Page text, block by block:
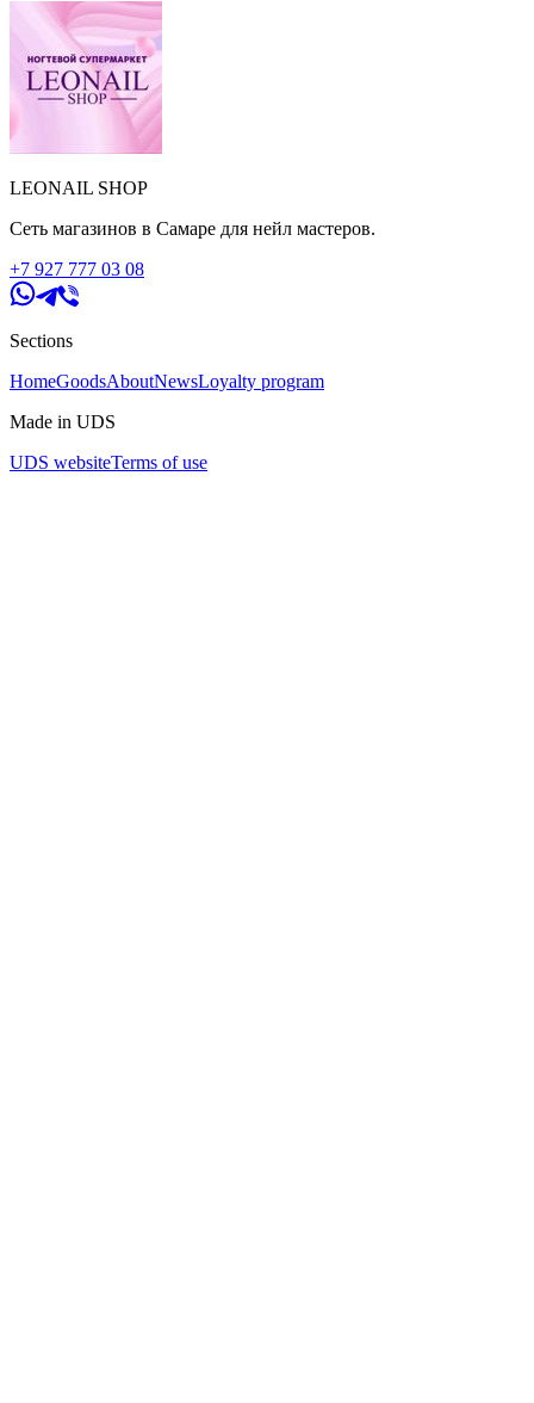
Пленки YES для маникюра и педикюра - 150 рублей
Слайдер дизайны 5+5 (при покупке от 5 штук, 5 штук в
подарок 💝
Лак для стемпинга 6мл (5штук за 400 рублей, 10 штук -600
рублей)
Пластины для стемпинга 10 штук за 890 рублей
Баф мини набор 50 штук за 150 рублей
рублей
рублей
LEONAIL SHOP
Сеть магазинов в Самаре для нейл мастеров.
+7 927 777 03 08
Sections
HomeGoodsAboutNewsLoyalty program
Made in UDS
UDS websiteTerms of use